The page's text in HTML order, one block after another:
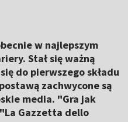
w najlepszym
Stał się ważną
do pierwszego składu
zachwycone są
media. "Gra jak
Gazzetta dello